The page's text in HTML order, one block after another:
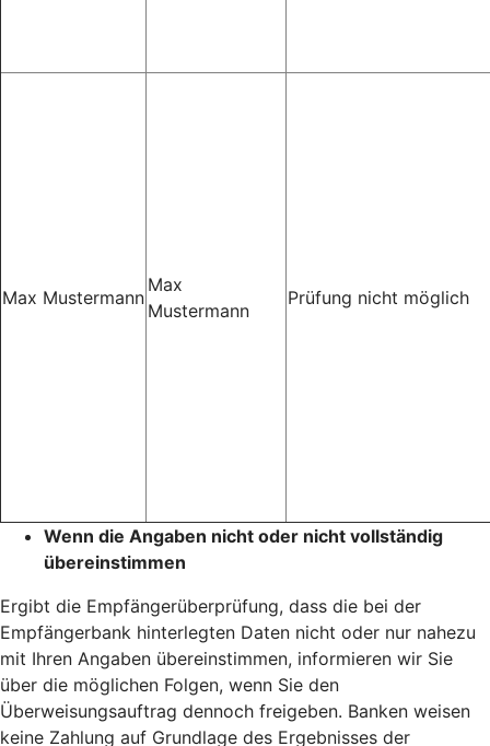
Max Mustermann
Max
Mustermann
Prüfung nicht möglich
Wenn die Angaben nicht oder nicht vollständig
übereinstimmen
Ergibt die Empfängerüberprüfung, dass die bei der
Empfängerbank hinterlegten Daten nicht oder nur nahezu
mit Ihren Angaben übereinstimmen, informieren wir Sie
über die möglichen Folgen, wenn Sie den
Überweisungsauftrag dennoch freigeben. Banken weisen
keine Zahlung auf Grundlage des Ergebnisses der